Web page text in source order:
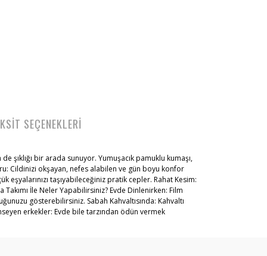
bir arada sunuyor. Yumuşacık pamuklu kumaşı,
Cildinizi okşayan, nefes alabilen ve gün boyu konfor
eşyalarınızı taşıyabileceğiniz pratik cepler. Rahat Kesim:
İle Neler Yapabilirsiniz? Evde Dinlenirken: Film
gösterebilirsiniz. Sabah Kahvaltısında: Kahvaltı
erkekler: Evde bile tarzından ödün vermek
SEÇENEKLERİ